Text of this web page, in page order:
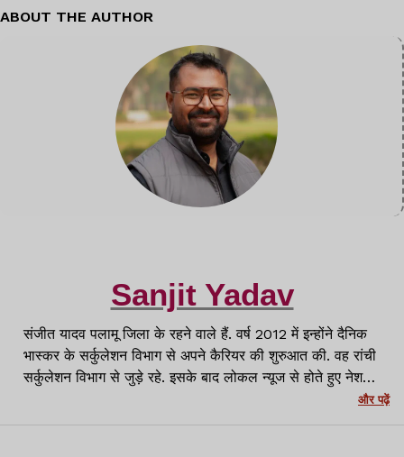
ABOUT THE AUTHOR
Sanjit Yadav
संजीत यादव पलामू जिला के रहने वाले हैं. वर्ष 2012 में इन्होंने दैनिक
भास्कर के सर्कुलेशन विभाग से अपने कैरियर की शुरुआत की. वह रांची
सर्कुलेशन विभाग से जुड़े रहे. इसके बाद लोकल न्यूज से होते हुए नेशनल
मीडिया प्लेटफॉर्म्स जैसे APN News, News11 और NewsWing
से जुड़कर काम किया. पलामू से Lagatar Media के Lagatar
और पढ़ें